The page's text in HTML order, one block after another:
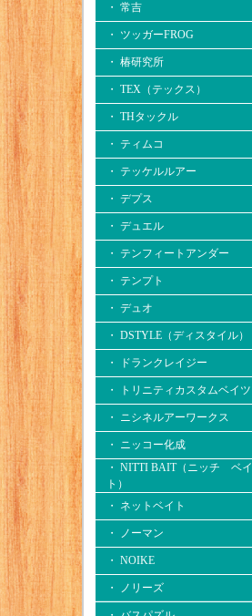
・ 常吉
・ ツッガーFROG
・ 椿研究所
・ TEX（テックス）
・ THタックル
・ ティムコ
・ テッケルルアー
・ デプス
・ デュエル
・ テンフィートアンダー
・ テンプト
・ デュオ
・ DSTYLE（ディスタイル）
・ ドランクレイジー
・ トリニティカスタムベイツ
・ ニシネルアーワークス
・ ニッコー化成
・ NITTI BAIT（ニッチ ベイ
ト）
・ ネットベイト
・ ノーマン
・ NOIKE
・ ノリーズ